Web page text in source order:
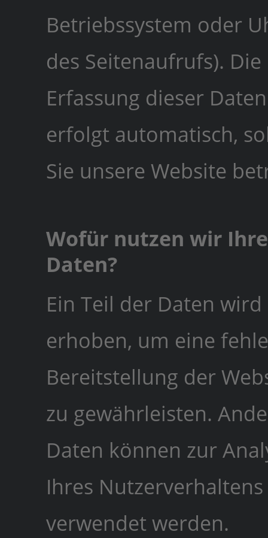
Betriebssystem oder
des Seitenaufrufs). Die
Erfassung dieser Daten
erfolgt automatisch,
Sie unsere Website
Wofür nutzen wir Ihre
Daten?
Ein Teil der Daten wird
erhoben, um eine
Bereitstellung der
zu gewährleisten.
Daten können zur
Ihres Nutzerverhaltens
verwendet werden.